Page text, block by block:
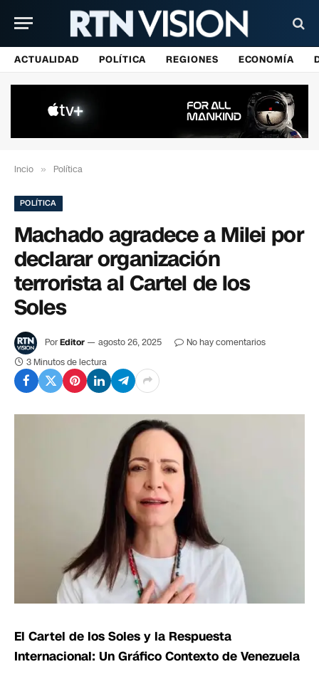
ACTUALIDAD POLÍTICA REGIONES ECONOMÍA
Incio » Política
POLÍTICA
Machado agradece a Milei por
declarar organización
terrorista al Cartel de los
Soles
PorEditor agosto 26, 2025
No hay comentarios
3 Minutos de lectura
El Cartel de los Soles y la Respuesta
Internacional: Un Gráfico Contexto de Venezuela